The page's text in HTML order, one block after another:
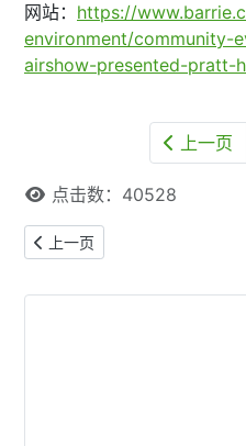
网站： https://
environment/community-
airshow-presented-pratt-
上一页
点击数：40528
上一篇文章: 【本网专稿】多
上一页